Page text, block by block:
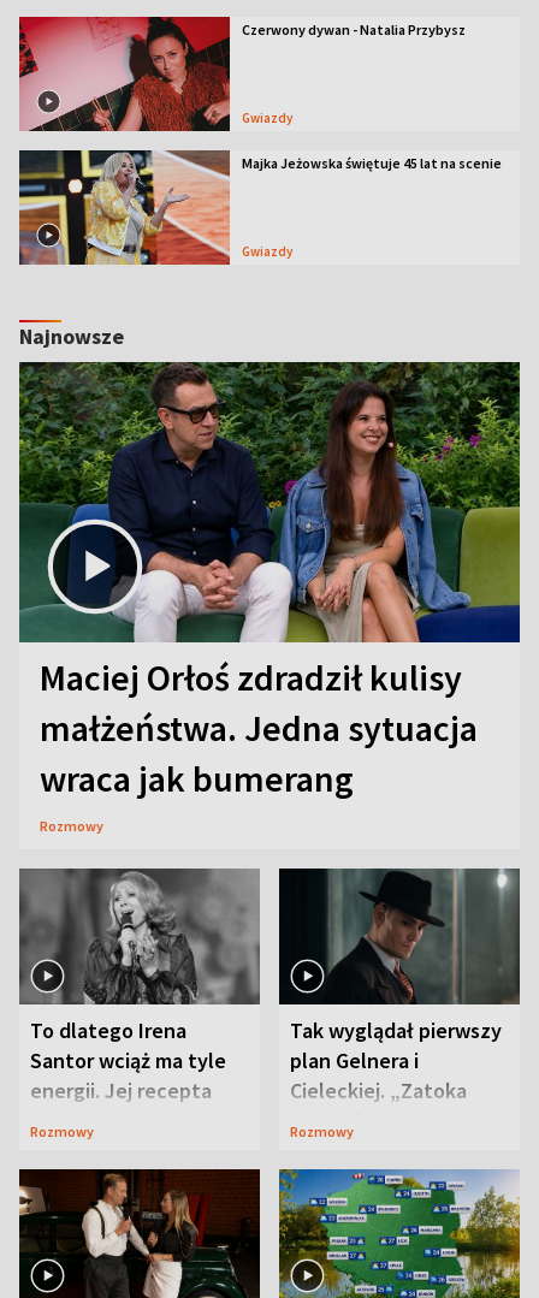
Czerwony dywan - Natalia Przybysz
Gwiazdy
Majka Jeżowska świętuje 45 lat na scenie
Gwiazdy
Najnowsze
Maciej Orłoś zdradził kulisy
małżeństwa. Jedna sytuacja
wraca jak bumerang
Rozmowy
To dlatego Irena
Santor wciąż ma tyle
energii. Jej recepta
jest zaskakująco
Rozmowy
Tak wyglądał pierwszy
plan Gelnera i
Cieleckiej. „Zatoka
szpiegów” od razu ich
Rozmowy